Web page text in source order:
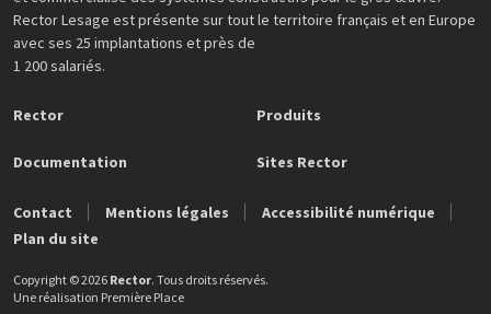
Rector Lesage est présente sur tout le territoire français et en Europe
avec ses 25 implantations et près de
1 200 salariés.
Rector Produits
Documentation Sites Rector
Contact Mentions légales
Accessibilité numérique
Plan du site
Copyright © 2026 Rector. Tous droits réservés.
Une réalisation Première Place